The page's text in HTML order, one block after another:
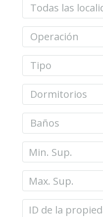
Todas las
Operación
Tipo
Dormitorios
Baños